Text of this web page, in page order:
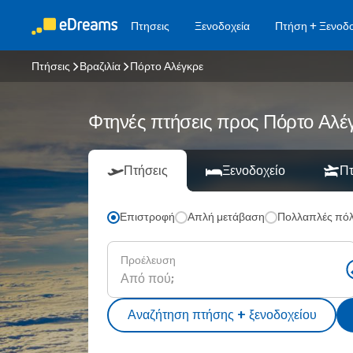
Πτησεις Ξενοδοχεία Πτήση +
Πτήσεις Βραζιλία Πόρτο Αλέγκρε
Φτηνές πτήσεις προς Πόρτο
Πτήσεις Ξενοδοχείο
Επιστροφή Απλή μετάβαση Πολλαπλές
Προέλευση
Αναζήτηση πτήσης + ξενοδοχείου